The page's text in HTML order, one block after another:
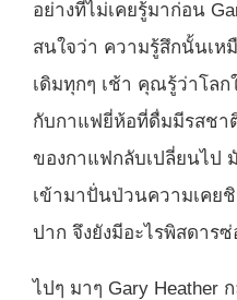
อย่างที่ไม่เคยรู้มาก่อน
สนใจว่า ความรู้สึกนั้นเ
เดิมทุกๆ เช้า คุณรู้ว่าโล
กับกาแฟยี่ห้อที่ดื่มมีรสชา
ของกาแฟกลับเปลี่ยนไป
เข้ามาปั่นป่วนความเคย
ปาก จึงยังมีอะไรพิสดาร
ไปๆ มาๆ Gary Heather